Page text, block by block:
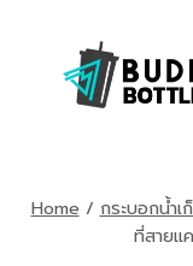
content
Home / กระบอกน้ำเ
ที่สายแ